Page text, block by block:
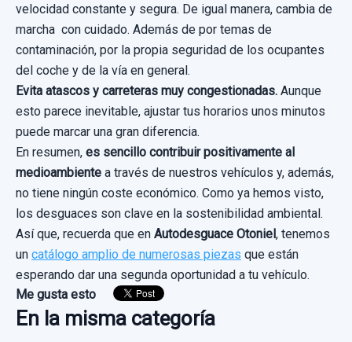
velocidad constante y segura. De igual manera, cambia de
marcha con cuidado. Además de por temas de
contaminación, por la propia seguridad de los ocupantes
del coche y de la vía en general.
Evita atascos y carreteras muy congestionadas. Aunque
esto parece inevitable, ajustar tus horarios unos minutos
puede marcar una gran diferencia.
En resumen, es sencillo contribuir positivamente al
medioambiente a través de nuestros vehículos y, además,
no tiene ningún coste económico. Como ya hemos visto,
los desguaces son clave en la sostenibilidad ambiental.
Así que, recuerda que en Autodesguace Otoniel, tenemos
un catálogo amplio de numerosas piezas que están
esperando dar una segunda oportunidad a tu vehículo.
Me gusta esto
En la misma categoría